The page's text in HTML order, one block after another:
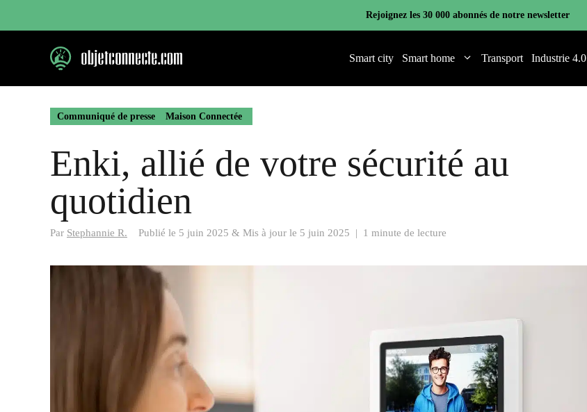
Rejoignez les 30 000 abonnés de notre newsletter
Smart city Smart home Transport Industrie 4.0
Communiqué de presse Maison Connectée
Enki, allié de votre sécurité au
quotidien
Par Stephannie R. Publié le 5 juin 2025 & Mis à jour le 5 juin 2025 | 1 minute de lecture